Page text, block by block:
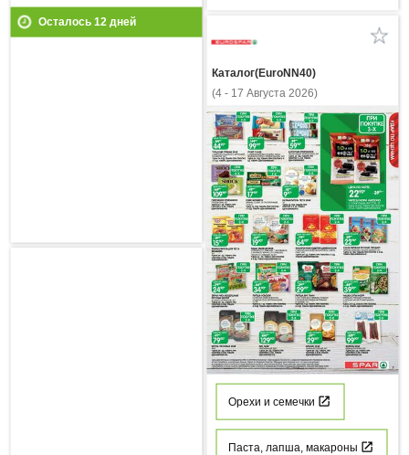
Осталось 12дней
Каталог(EuroNN40)
(4 - 17 Августа 2026)
Орехи и семечки
Паста, лапша, макароны